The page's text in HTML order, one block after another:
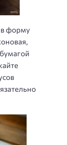
в форму